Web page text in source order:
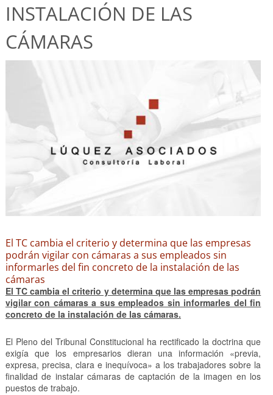
INSTALACIÓN DE LAS
CÁMARAS
El TC cambia el criterio y determina que las empresas
podrán vigilar con cámaras a sus empleados sin
informarles del fin concreto de la instalación de las
cámaras
El TC cambia el criterio y determina que las empresas podrán
vigilar con cámaras a sus empleados sin informarles del fin
concreto de la instalación de las cámaras.
El Pleno del Tribunal Constitucional ha rectificado la doctrina que
exigía que los empresarios dieran una información «previa,
expresa, precisa, clara e inequívoca» a los trabajadores sobre la
finalidad de instalar cámaras de captación de la imagen en los
puestos de trabajo.